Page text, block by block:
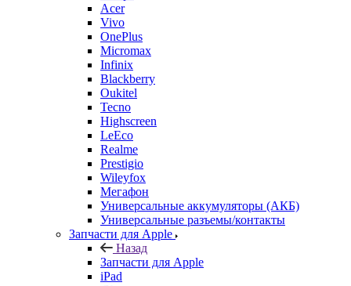
Acer
Vivo
OnePlus
Micromax
Infinix
Blackberry
Oukitel
Tecno
Highscreen
LeEco
Realme
Prestigio
Wileyfox
Мегафон
Универсальные аккумуляторы (АКБ)
Универсальные разъемы/контакты
Запчасти для Apple
Назад
Запчасти для Apple
iPad